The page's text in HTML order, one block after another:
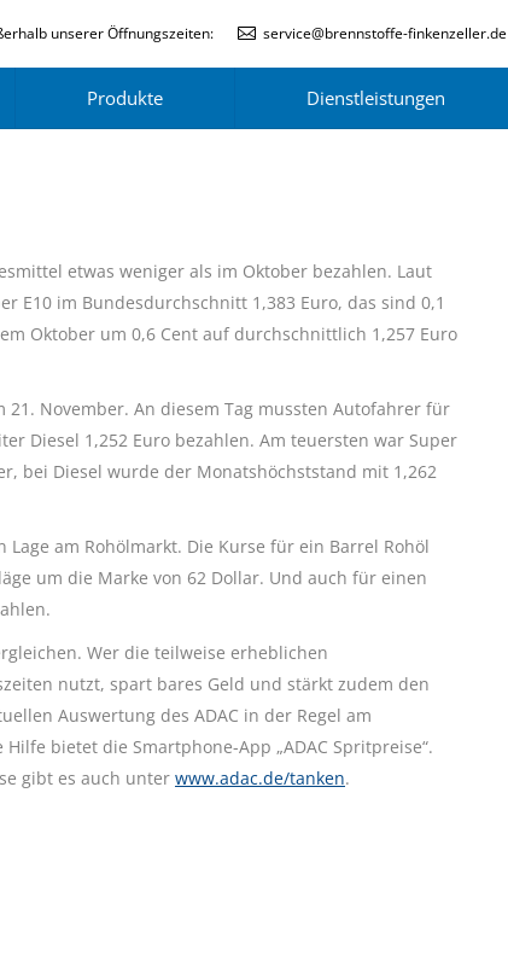
unserer Öffnungszeiten: service@brennstoffe-finkenzeller.de
Produkte Dienstleistungen
etwas weniger als im Oktober bezahlen. Laut
E10 im Bundesdurchschnitt 1,383 Euro, das sind 0,1
Oktober um 0,6 Cent auf durchschnittlich 1,257 Euro
November. An diesem Tag mussten Autofahrer für
Diesel 1,252 Euro bezahlen. Am teuersten war Super
bei Diesel wurde der Monatshöchststand mit 1,262
am Rohölmarkt. Die Kurse für ein Barrel Rohöl
um die Marke von 62 Dollar. Und auch für einen
Wer die teilweise erheblichen
nutzt, spart bares Geld und stärkt zudem den
Auswertung des ADAC in der Regel am
bietet die Smartphone-App „ADAC Spritpreise“.
gibt es auch unter www.adac.de/tanken.